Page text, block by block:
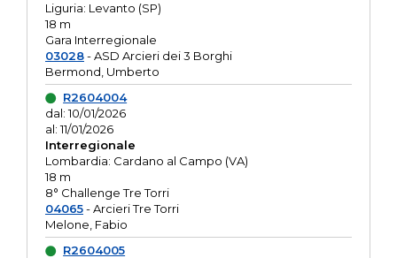
Liguria: Levanto (SP)
18 m
Gara Interregionale
03028- ASD Arcieri dei 3 Borghi
Bermond, Umberto
R2604004
dal: 10/01/2026
al: 11/01/2026
Interregionale
Lombardia: Cardano al Campo (VA)
18 m
8° Challenge Tre Torri
04065- Arcieri Tre Torri
Melone, Fabio
R2604005